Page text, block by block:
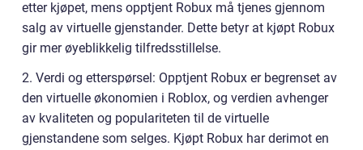
etter kjøpet, mens opptjent Robux må tjenes gjennom
salg av virtuelle gjenstander. Dette betyr at kjøpt Robux
gir mer øyeblikkelig tilfredsstillelse.
2. Verdi og etterspørsel: Opptjent Robux er begrenset av
den virtuelle økonomien i Roblox, og verdien avhenger
av kvaliteten og populariteten til de virtuelle
gjenstandene som selges. Kjøpt Robux har derimot en